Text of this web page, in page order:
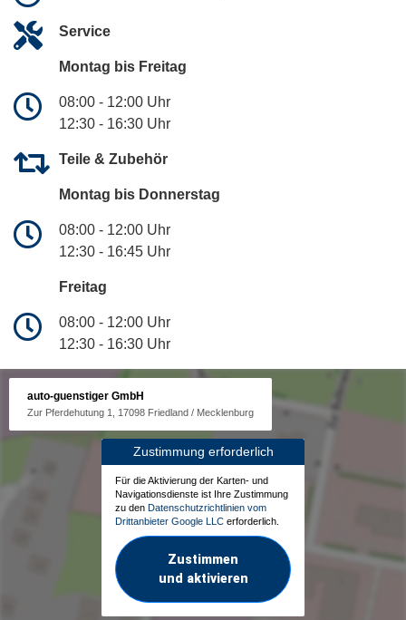
Service
Montag bis Freitag
08:00 - 12:00 Uhr
12:30 - 16:30 Uhr
Teile & Zubehör
Montag bis Donnerstag
08:00 - 12:00 Uhr
12:30 - 16:45 Uhr
Freitag
08:00 - 12:00 Uhr
12:30 - 16:30 Uhr
auto-guenstiger GmbH
Zur Pferdehutung 1, 17098 Friedland / Mecklenburg
Zustimmung erforderlich
Für die Aktivierung der Karten- und
Navigationsdienste ist Ihre Zustimmung
zu den Datenschutzrichtlinien vom
Drittanbieter Google LLC erforderlich.
Zustimmen
und aktivieren